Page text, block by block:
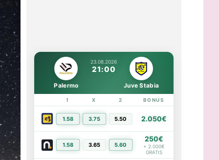
23.08.2026
21:00
Palermo Juve Stabia
1 X 2 BONUS
1.58 3.75 5.50 2.050€
1.58 3.65 5.60
250€
+ 2.000€
GRATIS